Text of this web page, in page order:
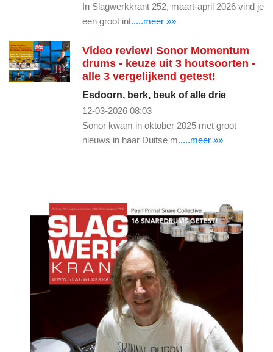
In Slagwerkkrant 252, maart-april 2026 vind je
een groot int.....meer »»
Video review! Sonor Momentum
drums - keuze uit 3 houtsoorten -
alle 3 vergelijkend getest!
Esdoorn, berk, beuk of alle drie
12-03-2026 08:03
Sonor kwam in oktober 2025 met groot
nieuws in haar Duitse m.....meer »»